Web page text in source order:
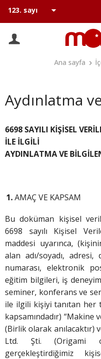
Ana sayfa
Aydınlatma
6698 SAYILI KİŞİSEL
İLE İLGİLİ
AYDINLATMA VE
AMAÇ VE KAPSAM
Bu doküman kişisel
6698 sayılı Kişisel
maddesi uyarınca,
alan adı/soyadı,
numarası, elektronik
eğitim bilgileri, iş
seminer, konferans ve
ile ilgili kişiyi tanıtan
kapsamındadır) “Makine
(Birlik olarak anılacaktır)
Ltd. Şti. (Origami
gerçekleştirdiğimiz